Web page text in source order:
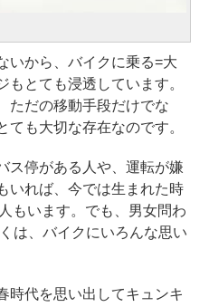
から、バイクに乗る=大
もとても浸透しています。
ただの移動手段だけでな
ても大切な存在なのです。
停がある人や、運転が嫌
いれば、今では生まれた時
もいます。でも、男女問わ
は、バイクにいろんな思い
代を思い出してキュンキ